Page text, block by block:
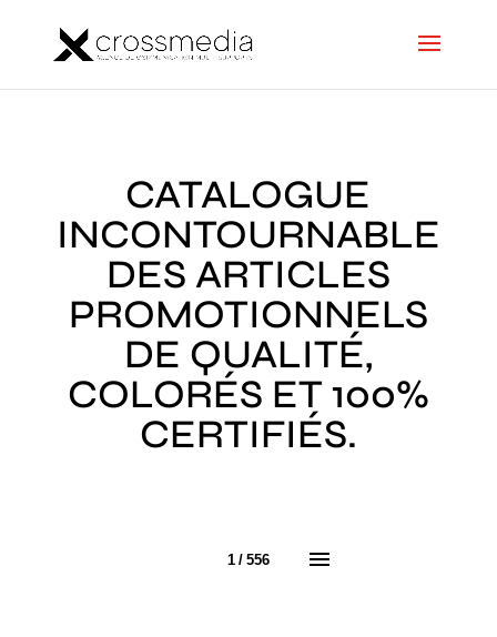
CATALOGUE
INCONTOURNABLE
DES ARTICLES
PROMOTIONNELS
DE QUALITÉ,
COLORÉS ET 100%
CERTIFIÉS.